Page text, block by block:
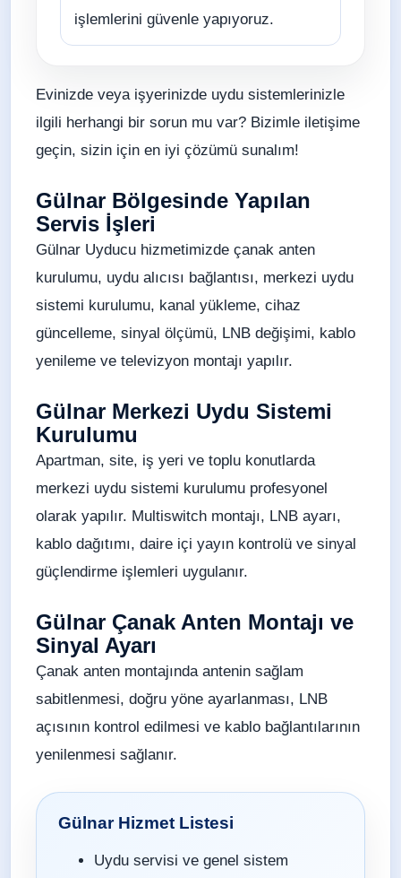
işlemlerini güvenle yapıyoruz.
Evinizde veya işyerinizde uydu sistemlerinizle
ilgili herhangi bir sorun mu var? Bizimle iletişime
geçin, sizin için en iyi çözümü sunalım!
Gülnar Bölgesinde Yapılan
Servis İşleri
Gülnar Uyducu hizmetimizde çanak anten
kurulumu, uydu alıcısı bağlantısı, merkezi uydu
sistemi kurulumu, kanal yükleme, cihaz
güncelleme, sinyal ölçümü, LNB değişimi, kablo
yenileme ve televizyon montajı yapılır.
Gülnar Merkezi Uydu Sistemi
Kurulumu
Apartman, site, iş yeri ve toplu konutlarda
merkezi uydu sistemi kurulumu profesyonel
olarak yapılır. Multiswitch montajı, LNB ayarı,
kablo dağıtımı, daire içi yayın kontrolü ve sinyal
güçlendirme işlemleri uygulanır.
Gülnar Çanak Anten Montajı ve
Sinyal Ayarı
Çanak anten montajında antenin sağlam
sabitlenmesi, doğru yöne ayarlanması, LNB
açısının kontrol edilmesi ve kablo bağlantılarının
yenilenmesi sağlanır.
Gülnar Hizmet Listesi
Uydu servisi ve genel sistem